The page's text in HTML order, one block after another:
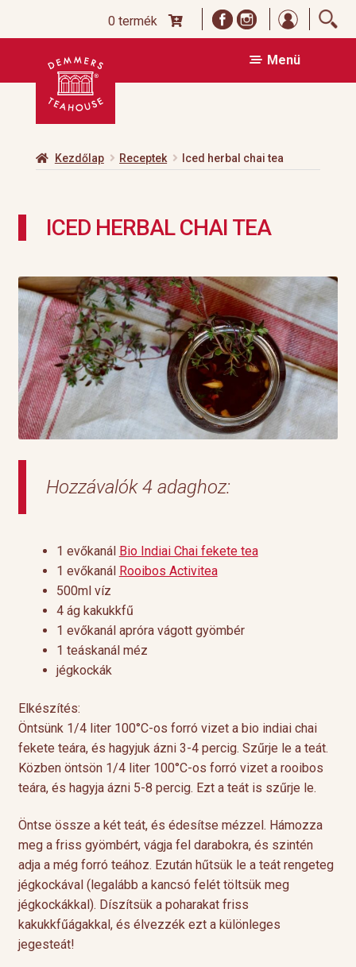
0 termék
Ugrás
navigációhoz
Kilépés
tartalomba
Menü
Kezdőlap Receptek Iced herbal chai tea
ICED HERBAL CHAI TEA
Hozzávalók 4 adaghoz:
1 evőkanál Bio Indiai Chai fekete tea
1 evőkanál Rooibos Activitea
500ml víz
4 ág kakukkfű
1 evőkanál apróra vágott gyömbér
1 teáskanál méz
jégkockák
Elkészítés:
Öntsünk 1/4 liter 100°C-os forró vizet a bio indiai chai
fekete teára, és hagyjuk ázni 3-4 percig. Szűrje le a teát.
Közben öntsön 1/4 liter 100°C-os forró vizet a rooibos
teára, és hagyja ázni 5-8 percig. Ezt a teát is szűrje le.
Öntse össze a két teát, és édesítse mézzel. Hámozza
meg a friss gyömbért, vágja fel darabokra, és szintén
adja a még forró teához. Ezután hűtsük le a teát rengeteg
jégkockával (legalább a kancsó felét töltsük meg
jégkockákkal). Díszítsük a poharakat friss
kakukkfűágakkal, és élvezzék ezt a különleges
jegesteát!